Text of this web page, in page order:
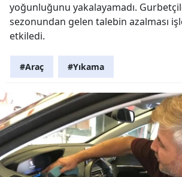
yoğunluğunu yakalayamadı.
sezonundan gelen talebin azalması
etkiledi.
#Araç #Yıkama